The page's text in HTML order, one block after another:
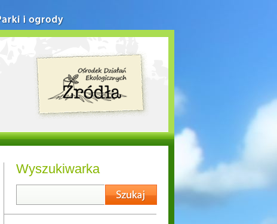
Wyszukiwarka
Parki i ogrody